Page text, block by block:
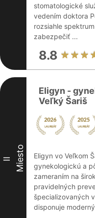
stomatologické
vedením doktora
rozsiahle
zabezpečiť ...
8.8
II Miesto
Eligyn -
Veľký Šariš
Eligyn vo Veľkom
gynekologickú a
zameraním na
pravidelných
špecializovaných
disponuje